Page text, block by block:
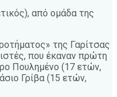
από ομάδα της
της Γαρίτσας
που έκαναν πρώτη
Πουλημένο (17 ετών,
Γρίβα (15 ετών,